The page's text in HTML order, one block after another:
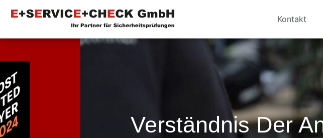
Kontakt
Verständnis Der